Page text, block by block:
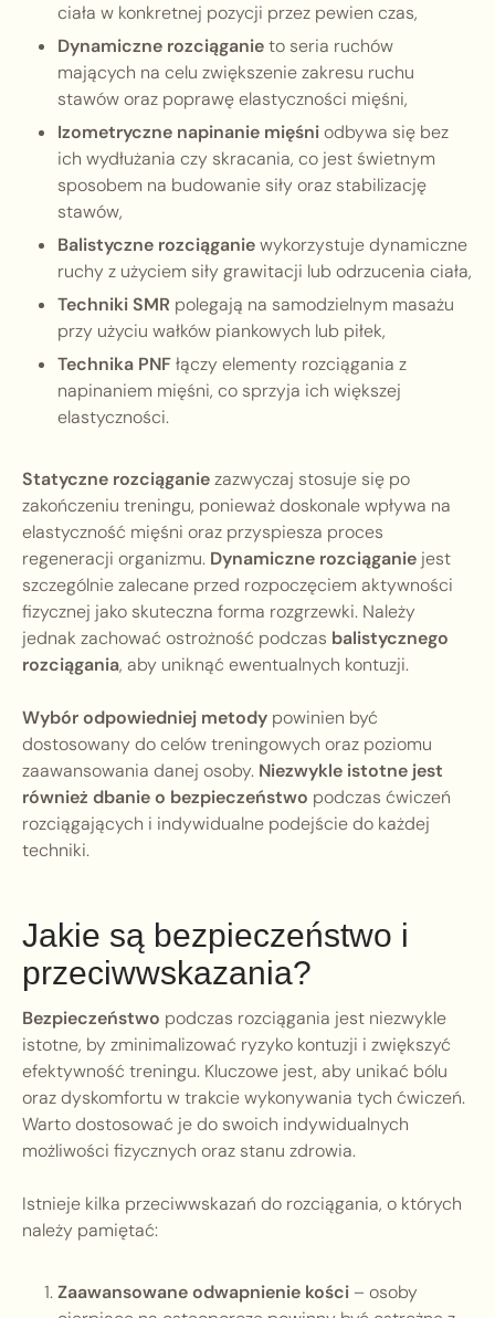
ciała w konkretnej pozycji przez pewien czas,
Dynamiczne rozciąganieto seria ruchów
mających na celu zwiększenie zakresu ruchu
stawów oraz poprawę elastyczności mięśni,
Izometryczne napinanie mięśniodbywa się bez
ich wydłużania czy skracania, co jest świetnym
sposobem na budowanie siły oraz stabilizację
stawów,
Balistyczne rozciąganiewykorzystuje dynamiczne
ruchy z użyciem siły grawitacji lub odrzucenia ciała,
Techniki SMR polegają na samodzielnym masażu
przy użyciu wałków piankowych lub piłek,
Technika PNFłączy elementy rozciągania z
napinaniem mięśni, co sprzyja ich większej
elastyczności.
Statyczne rozciąganiezazwyczaj stosuje się po
zakończeniu treningu, ponieważ doskonale wpływa na
elastyczność mięśni oraz przyspiesza proces
regeneracji organizmu. Dynamiczne rozciąganie jest
szczególnie zalecane przed rozpoczęciem aktywności
fizycznej jako skuteczna forma rozgrzewki. Należy
jednak zachować ostrożność podczas balistycznego
rozciągania, aby uniknąć ewentualnych kontuzji.
Wybór odpowiedniej metody powinien być
dostosowany do celów treningowych oraz poziomu
zaawansowania danej osoby. Niezwykle istotne jest
również dbanie o bezpieczeństwo podczas ćwiczeń
rozciągających i indywidualne podejście do każdej
techniki.
Jakie są bezpieczeństwo i
przeciwwskazania?
Bezpieczeństwo podczas rozciągania jest niezwykle
istotne, by zminimalizować ryzyko kontuzji i zwiększyć
efektywność treningu. Kluczowe jest, aby unikać bólu
oraz dyskomfortu w trakcie wykonywania tych ćwiczeń.
Warto dostosować je do swoich indywidualnych
możliwości fizycznych oraz stanu zdrowia.
Istnieje kilka przeciwwskazań do rozciągania, o których
należy pamiętać:
Zaawansowane odwapnienie kości– osoby